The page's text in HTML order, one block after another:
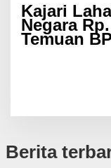
Kajari
Negara
Temuan
Berita